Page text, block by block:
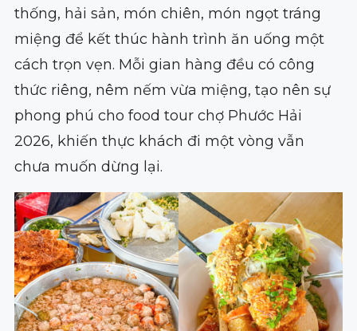
thống, hải sản, món chiên, món ngọt tráng
miệng để kết thúc hành trình ăn uống một
cách trọn vẹn. Mỗi gian hàng đều có công
thức riêng, nêm nếm vừa miệng, tạo nên sự
phong phú cho food tour chợ Phước Hải
2026, khiến thực khách đi một vòng vẫn
chưa muốn dừng lại.